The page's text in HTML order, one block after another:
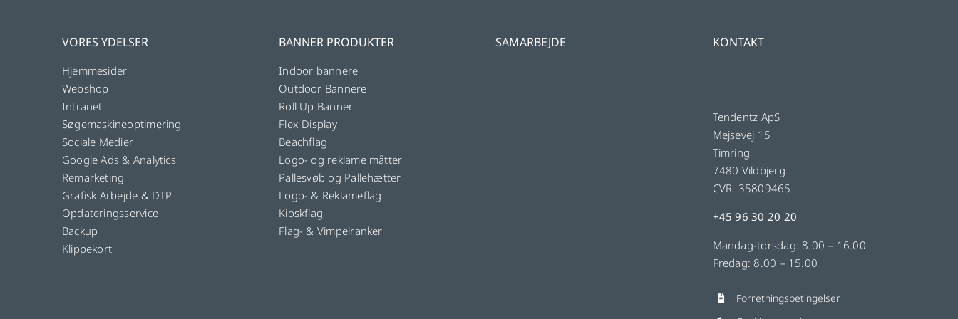
VORES YDELSER
Hjemmesider
Webshop
Intranet
Søgemaskineoptimering
Sociale Medier
Google Ads & Analytics
Remarketing
Grafisk Arbejde & DTP
Opdateringsservice
Backup
Klippekort
BANNER PRODUKTER
Indoor bannere
Outdoor Bannere
Roll Up Banner
Flex Display
Beachflag
Logo- og reklame måtter
Pallesvøb og Pallehætter
Logo- & Reklameflag
Kioskflag
Flag- & Vimpelranker
SAMARBEJDE KONTAKT
Tendentz ApS
Mejsevej 15
Timring
7480 Vildbjerg
CVR: 35809465
+45 96 30 20 20
Mandag-torsdag: 8.00 – 16.00
Fredag: 8.00 – 15.00
Forretningsbetingelser